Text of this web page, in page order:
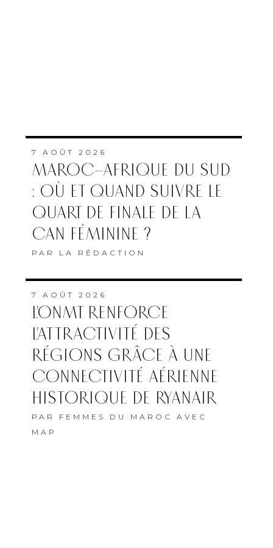
7 AOÛT 2026
MAROC–AFRIQUE DU SUD
: OÙ ET QUAND SUIVRE LE
QUART DE FINALE DE LA
CAN FÉMININE ?
PAR LA RÉDACTION
7 AOÛT 2026
L’ONMT RENFORCE
L’ATTRACTIVITÉ DES
RÉGIONS GRÂCE À UNE
CONNECTIVITÉ AÉRIENNE
HISTORIQUE DE RYANAIR
PAR FEMMES DU MAROC AVEC
MAP